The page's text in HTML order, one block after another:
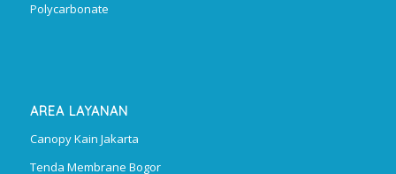
Polycarbonate
AREA LAYANAN
Canopy Kain Jakarta
Tenda Membrane Bogor